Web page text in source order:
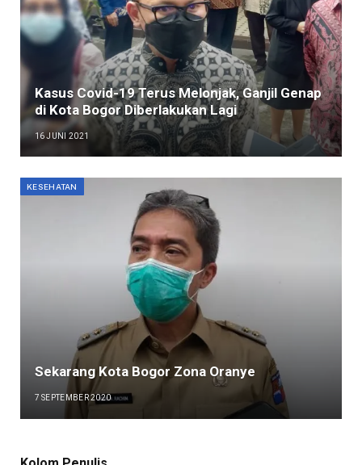
Kasus Covid-19 Terus Melonjak, Ganjil Genap
di Kota Bogor Diberlakukan Lagi
16 JUNI 2021
KESEHATAN
Sekarang Kota Bogor Zona Oranye
7 SEPTEMBER 2020